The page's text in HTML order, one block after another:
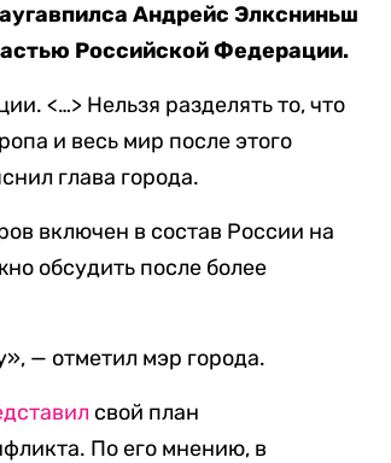
Андрейс Элксниньш
Российской Федерации.
<…> Нельзя разделять то, что
и весь мир после этого
глава города.
включен в состав России на
обсудить после более
— отметил мэр города.
свой план
По его мнению, в